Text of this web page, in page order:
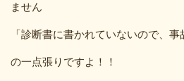
ません
「診断書に書かれていないので、事
の一点張りですよ！！